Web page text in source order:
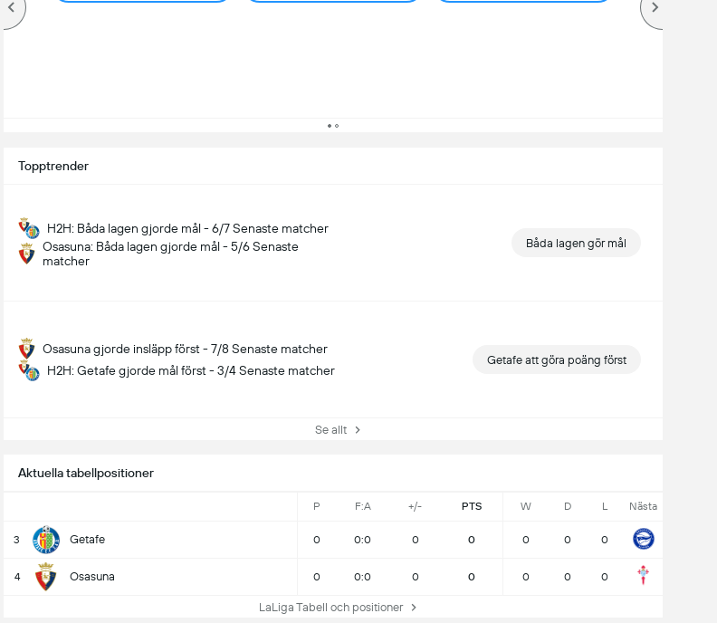
Topptrender
H2H: Båda lagen gjorde mål - 6/7 Senaste matcher
Osasuna: Båda lagen gjorde mål - 5/6 Senaste
matcher
Båda lagen gör mål
Osasuna gjorde insläpp först - 7/8 Senaste matcher
H2H: Getafe gjorde mål först - 3/4 Senaste matcher
Getafe att göra poäng först
Se allt
Aktuella tabellpositioner
P F:A +/- PTS W D L Nästa
3 Getafe 0 0:0 0 0 0 0 0
4 Osasuna 0 0:0 0 0 0 0 0
LaLiga Tabell och positioner